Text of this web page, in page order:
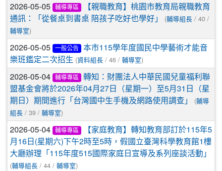
2026-05-05 輔導專區
【親職教育】桃園市教育局親職教育
通訊：「從餐桌到書桌 陪孩子吃好也學好」
(輔導組長 / 40 /
輔導室)
2026-05-05 一般公告
本市115學年度國民中學藝術才能音
樂班鑑定二次招生 (資料組長 / 46 / 輔導室)
2026-05-04 輔導專區
轉知：財團法人中華民國兒童福利聯
盟基金會將於2026年04月27日（星期一）至5月31日（星
期日）期間進行「台灣國中生手機及網路使用調查」
(輔導
組長 / 39 / 輔導室)
2026-05-04 輔導專區
【家庭教育】轉知教育部訂於115年5
月16日(星期六)下午2時至5時，假國立臺灣科學教育館1樓
大廳辦理「115年度515國際家庭日宣導及系列座談活動」
(輔導組長 / 44 / 輔導室)